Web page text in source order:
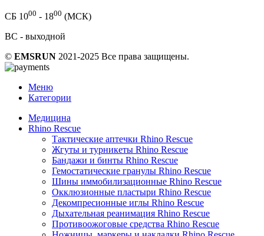
СБ 1000 - 1800 (МСК)
ВС - выходной
© EMSRUN 2021-2025 Все права защищены.
Меню
Категории
Медицина
Rhino Rescue
Тактические аптечки Rhino Rescue
Жгуты и турникеты Rhino Rescue
Бандажи и бинты Rhino Rescue
Гемостатические гранулы Rhino Rescue
Шины иммобилизационные Rhino Rescue
Окклюзионные пластыри Rhino Rescue
Декомпресионные иглы Rhino Rescue
Дыхательная реанимация Rhino Rescue
Противоожоговые средства Rhino Rescue